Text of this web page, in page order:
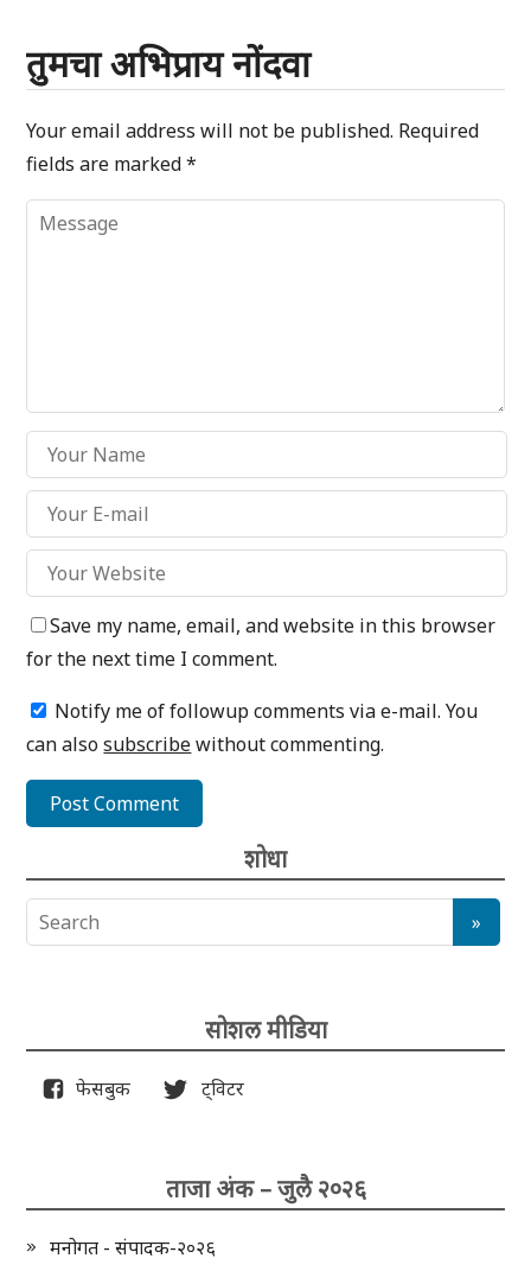
तुमचा अभिप्राय नोंदवा
Your email address will not be published. Required
fields are marked*
Save my name, email, and website in this browser
for the next time I comment.
Notify me of followup comments via e-mail. You
can alsosubscribewithout commenting.
शोधा
सोशल मीडिया
फेसबुक ट्विटर
ताजा अंक – जुलै २०२६
मनोगत - संपादक-२०२६